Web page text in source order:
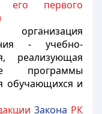
его первого
- учебно-
реализующая
программы
обучающихся и
3акона РК